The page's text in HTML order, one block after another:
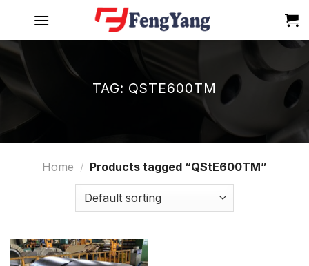
content
TAG: QSTE600TM
Home / Products tagged “QStE600TM”